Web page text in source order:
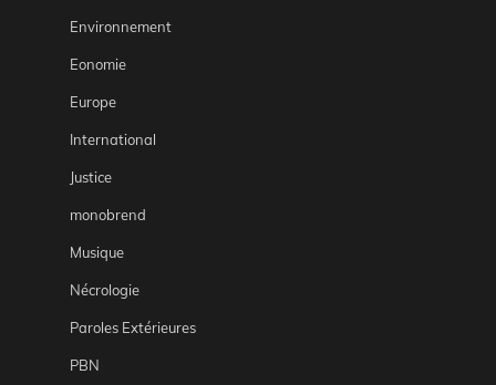
Environnement
Eonomie
Europe
International
Justice
monobrend
Musique
Nécrologie
Paroles Extérieures
PBN